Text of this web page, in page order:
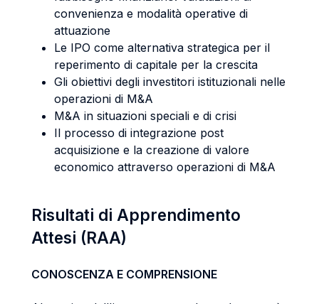
convenienza e modalità operative di
attuazione
Le IPO come alternativa strategica per il
reperimento di capitale per la crescita
Gli obiettivi degli investitori istituzionali nelle
operazioni di M&A
M&A in situazioni speciali e di crisi
Il processo di integrazione post
acquisizione e la creazione di valore
economico attraverso operazioni di M&A
Risultati di Apprendimento
Attesi (RAA)
CONOSCENZA E COMPRENSIONE